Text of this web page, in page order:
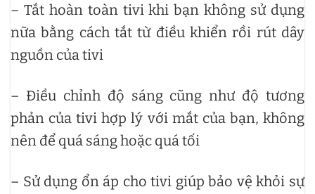
– Tắt hoàn toàn tivi khi bạn không sử dụng
nữa bằng cách tắt từ điều khiển rồi rút dây
nguồn của tivi
– Điều chỉnh độ sáng cũng như độ tương
phản của tivi hợp lý với mắt của bạn, không
nên để quá sáng hoặc quá tối
– Sử dụng ổn áp cho tivi giúp bảo vệ khỏi sự